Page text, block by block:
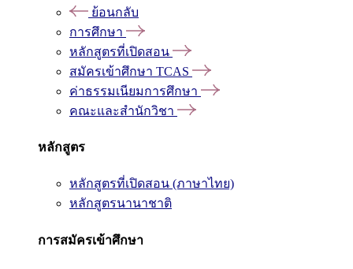
ย้อนกลับ
การศึกษา
หลักสูตรที่เปิดสอน
สมัครเข้าศึกษา TCAS
ค่าธรรมเนียมการศึกษา
คณะและสำนักวิชา
หลักสูตร
หลักสูตรที่เปิดสอน (ภาษาไทย)
หลักสูตรนานาชาติ
การสมัครเข้าศึกษา